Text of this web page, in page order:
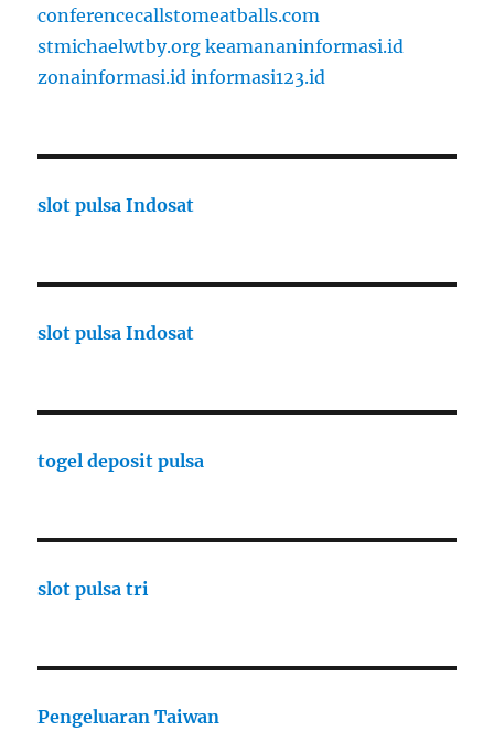
conferencecallstomeatballs.com
stmichaelwtby.org keamananinformasi.id
zonainformasi.id informasi123.id
slot pulsa Indosat
slot pulsa Indosat
togel deposit pulsa
slot pulsa tri
Pengeluaran Taiwan